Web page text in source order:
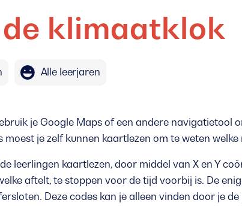
klimaatklok
Alle leerjaren
je Google Maps of een andere navigatietool
moest je zelf kunnen kaartlezen om te weten
leerlingen kaartlezen, door middel van X en Y
aftelt, te stoppen voor de tijd voorbij is. De
Deze codes kan je alleen vinden door je